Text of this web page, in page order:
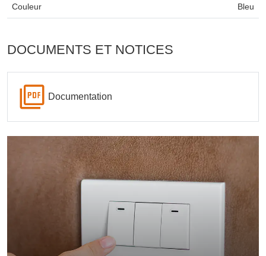
Couleur Bleu
DOCUMENTS ET NOTICES
Documentation